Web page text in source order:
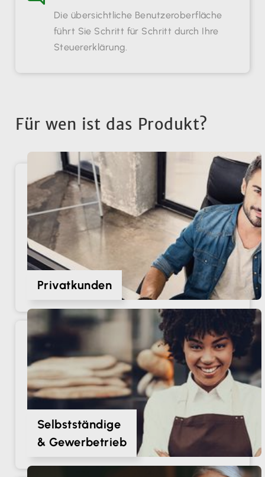
Die übersichtliche Benutzeroberfläche
führt Sie Schritt für Schritt durch Ihre
Steuererklärung.
Für wen ist das Produkt?
Privatkunden
Selbstständige
& Gewerbetrieb